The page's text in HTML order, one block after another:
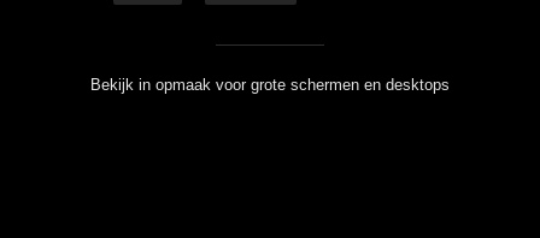
Bekijk in opmaak voor grote schermen en desktops